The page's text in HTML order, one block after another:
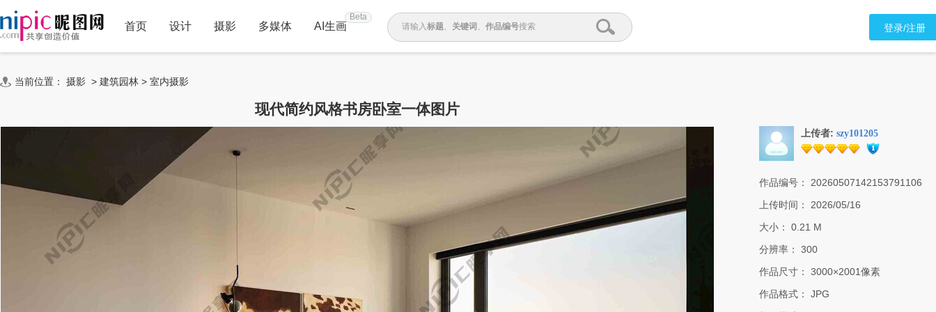
首页 设计 摄影 多媒体 AI生画
Beta
请输入标题、 关键词 、 作品编号搜索 登录/注册
当前位置： 摄影 > 建筑园林 > 室内摄影
现代简约风格书房卧室一体图片
上传者: szy101205
作品编号：
20260507142153791106
上传时间：
2026/05/16
大小：
0.21 M
分辨率：
300
作品尺寸：
3000×2001像素
作品格式：
JPG